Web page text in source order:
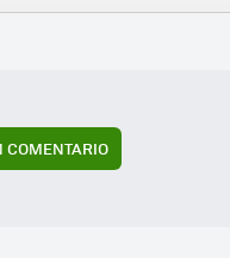
COMENTARIO